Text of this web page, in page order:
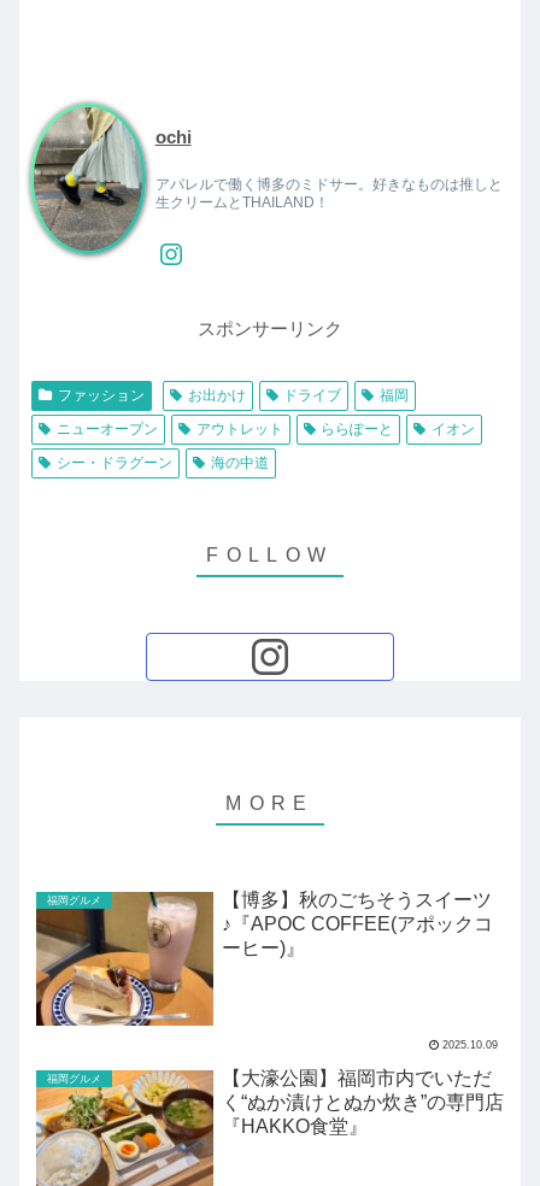
ochi
アパレルで働く博多のミドサー。好きなものは推しと
生クリームとTHAILAND！
スポンサーリンク
ファッション お出かけ ドライブ
福岡
ニューオープン
アウトレット ららぽーと
イオン
シー・ドラグーン
海の中道
福岡グルメ
【博多】秋のごちそうスイーツ
♪『APOC COFFEE(アポックコ
ーヒー)』
2025.10.09
福岡グルメ
【大濠公園】福岡市内でいただ
く“ぬか漬けとぬか炊き”の専門店
『HAKKO食堂』